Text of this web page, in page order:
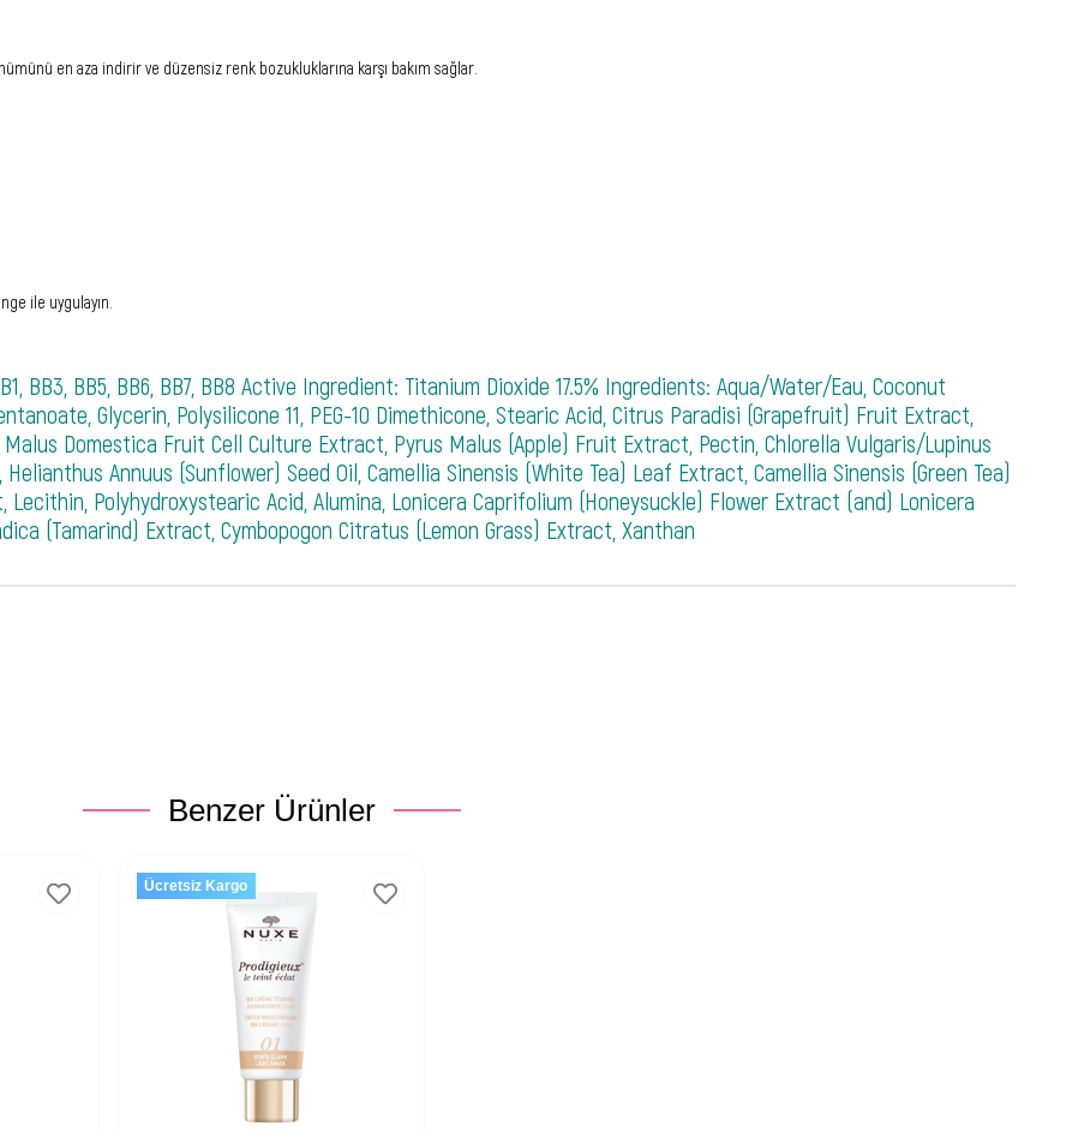
en aza indirir ve düzensiz renk bozukluklarına karşı bakım sağlar.
ile uygulayın.
BB3, BB5, BB6, BB7, BB8 Active Ingredient: Titanium Dioxide 17.5% Ingredients: Aqua/Water/Eau, Coconut
Glycerin, Polysilicone 11, PEG-10 Dimethicone, Stearic Acid, Citrus Paradisi (Grapefruit) Fruit Extract,
Domestica Fruit Cell Culture Extract, Pyrus Malus (Apple) Fruit Extract, Pectin, Chlorella Vulgaris/Lupinus
Annuus (Sunflower) Seed Oil, Camellia Sinensis (White Tea) Leaf Extract, Camellia Sinensis (Green Tea)
Polyhydroxystearic Acid, Alumina, Lonicera Caprifolium (Honeysuckle) Flower Extract (and) Lonicera
(Tamarind) Extract, Cymbopogon Citratus (Lemon Grass) Extract, Xanthan
Benzer Ürünler
Ücretsiz Kargo